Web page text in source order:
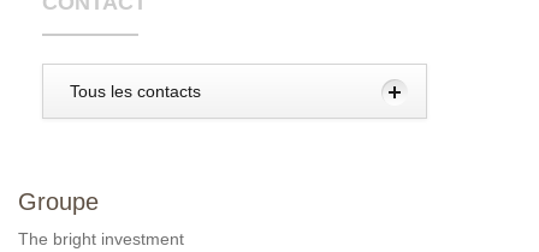
Tous les contacts
Groupe
The bright investment